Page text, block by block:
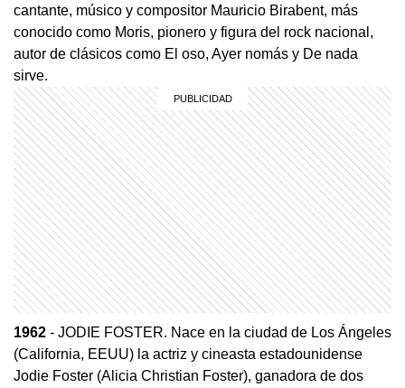
cantante, músico y compositor Mauricio Birabent, más
conocido como Moris, pionero y figura del rock nacional,
autor de clásicos como El oso, Ayer nomás y De nada
sirve.
1962 - JODIE FOSTER. Nace en la ciudad de Los Ángeles
(California, EEUU) la actriz y cineasta estadounidense
Jodie Foster (Alicia Christian Foster), ganadora de dos